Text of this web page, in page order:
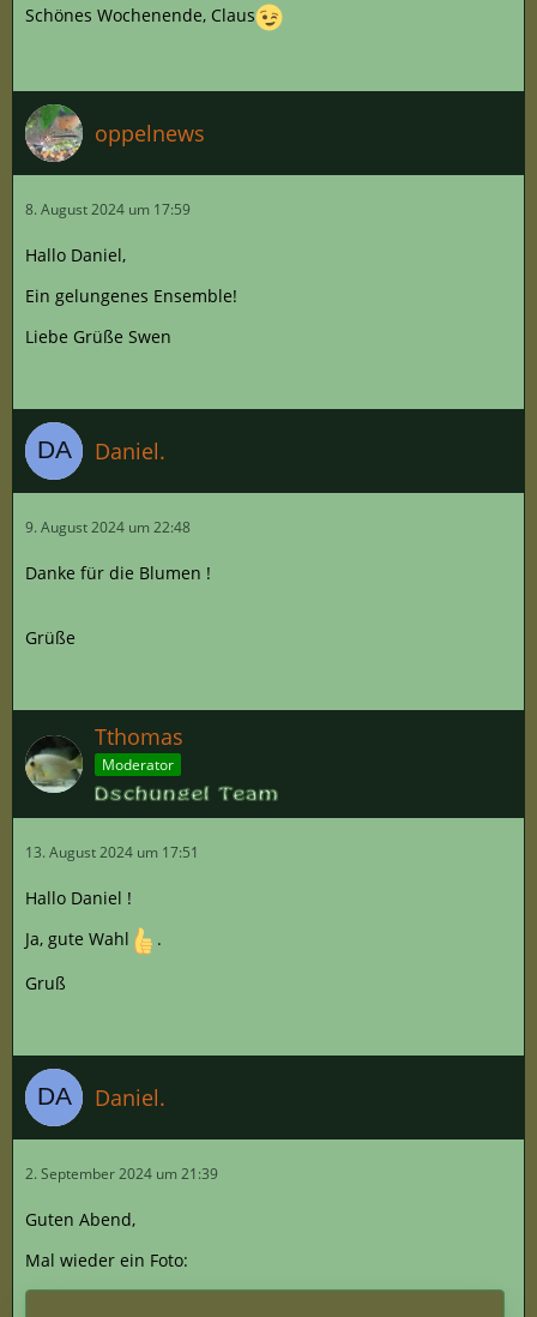
Schönes Wochenende, Claus
oppelnews
8. August 2024 um 17:59
Hallo Daniel,
Ein gelungenes Ensemble!
Liebe Grüße Swen
Daniel.
9. August 2024 um 22:48
Danke für die Blumen !
Grüße
Tthomas
Moderator
13. August 2024 um 17:51
Hallo Daniel !
Ja, gute Wahl
.
Gruß
Daniel.
2. September 2024 um 21:39
Guten Abend,
Mal wieder ein Foto: